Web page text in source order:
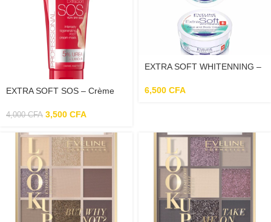
EXTRA SOFT SOS – Crème
– 100ml
4,000CFA 3,500 CFA
EXTRA SOFT WHITENNING –
Visage Et Le Corps – 200ml
6,500 CFA